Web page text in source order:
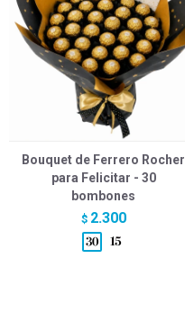
Bouquet de Ferrero Rocher
para Felicitar - 30
bombones
$ 2.300